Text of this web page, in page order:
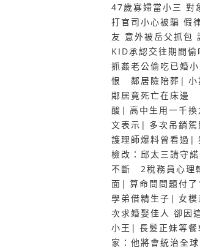
47歲寡婦當小三 對
打官司小心被騙 假
友 意外被岳父抓包
KID承認交往期間
抓姦老公偷吃已婚
恨 鄰居險陪葬 |
鄰居竟死亡在床邊
酸 | 高中生用一千
文表示 | 多次吊銷
護理師爆料曾看過 |
檢改：邱太三請守諾
不斷 2稅務員心理
面 | 算命問問題付
學弟借精生子 | 女
次求婚娶佳人 卻因
小王 | 長髮正妹等
家：他將會統治全球